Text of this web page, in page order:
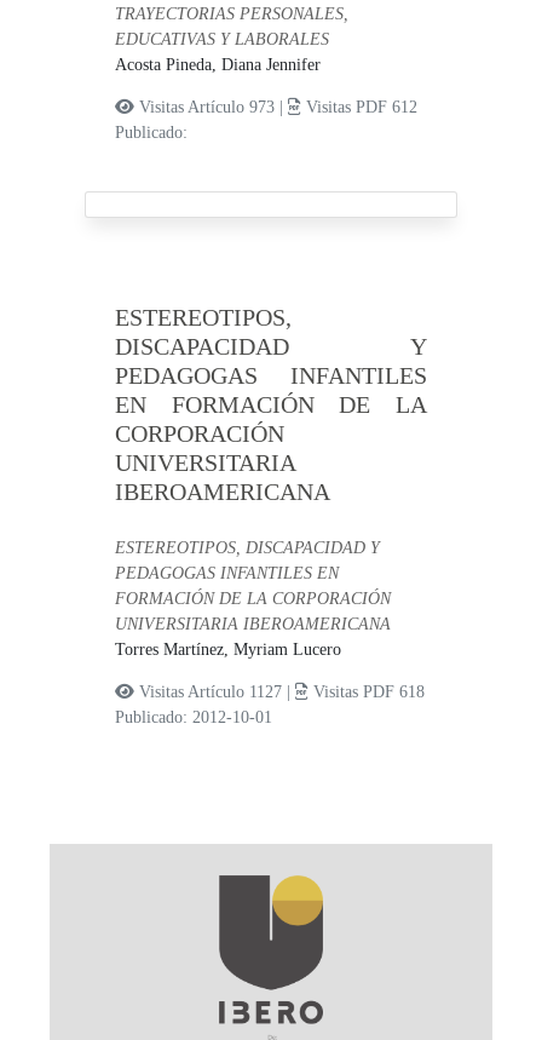
TRAYECTORIAS PERSONALES,
EDUCATIVAS Y LABORALES
Acosta Pineda, Diana Jennifer
Visitas Artículo 973 |
Visitas PDF 612
Publicado:
ESTEREOTIPOS,
DISCAPACIDAD Y
PEDAGOGAS INFANTILES
EN FORMACIÓN DE LA
CORPORACIÓN
UNIVERSITARIA
IBEROAMERICANA
ESTEREOTIPOS, DISCAPACIDAD Y
PEDAGOGAS INFANTILES EN
FORMACIÓN DE LA CORPORACIÓN
UNIVERSITARIA IBEROAMERICANA
Torres Martínez, Myriam Lucero
Visitas Artículo 1127 |
Visitas PDF 618
Publicado: 2012-10-01